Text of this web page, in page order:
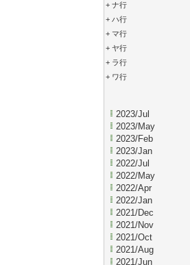
+ ナ行
+ ハ行
+ マ行
+ ヤ行
+ ラ行
+ ワ行
2023/Jul
2023/May
2023/Feb
2023/Jan
2022/Jul
2022/May
2022/Apr
2022/Jan
2021/Dec
2021/Nov
2021/Oct
2021/Aug
2021/Jun